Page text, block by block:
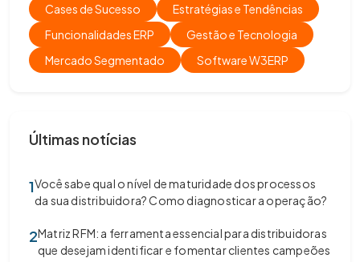
Cases de Sucesso
Estratégias e Tendências
Funcionalidades ERP
Gestão e Tecnologia
Mercado Segmentado
Software W3ERP
Últimas notícias
1Você sabe qual o nível de maturidade dos processos
da sua distribuidora? Como diagnosticar a operação?
2Matriz RFM: a ferramenta essencial para distribuidoras
que desejam identificar e fomentar clientes campeões